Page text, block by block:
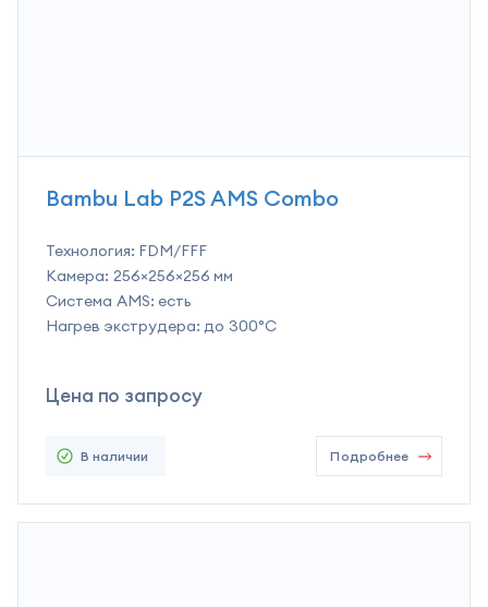
Bambu Lab P2S AMS Combo
Технология: FDM/FFF
Камера: 256×256×256 мм
Система AMS: есть
Нагрев экструдера: до 300°C
Цена по запросу
В наличии Подробнее